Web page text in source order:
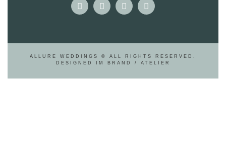
ALLURE WEDDINGS © ALL RIGHTS RESERVED.
DESIGNED IM
BRAND / ATELIER